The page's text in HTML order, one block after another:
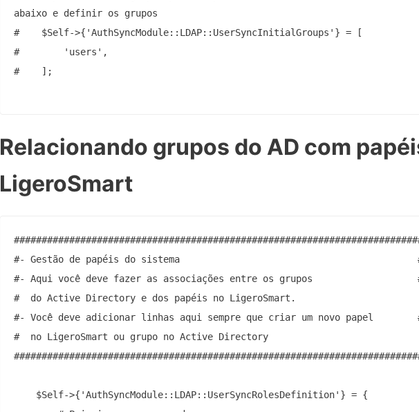
abaixo e definir os grupos
#    $Self->{'AuthSyncModule::LDAP::UserSyncInitialGroups'} = [
#        'users',
#    ];
Relacionando grupos do AD com
LigeroSmart
#- Gestão de papéis do sistema
#- Aqui você deve fazer as associações entre os grupos
#  do Active Directory e dos papéis no LigeroSmart.
#- Você deve adicionar linhas aqui sempre que criar um novo papel
#  no LigeroSmart ou grupo no Active Directory
$Self->{'AuthSyncModule::LDAP::UserSyncRolesDefinition'} = {